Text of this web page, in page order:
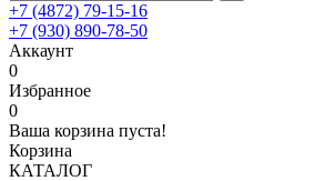
+7 (4872) 79-15-16
+7 (930) 890-78-50
Аккаунт
0
Избранное
0
Ваша корзина пуста!
Корзина
КАТАЛОГ